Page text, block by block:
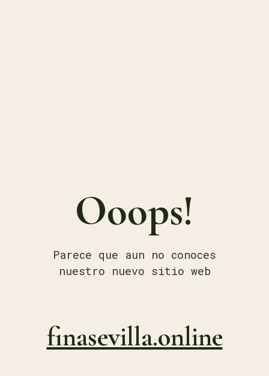
Ooops!
Parece que aun no conoces
nuestro nuevo sitio web
finasevilla.online